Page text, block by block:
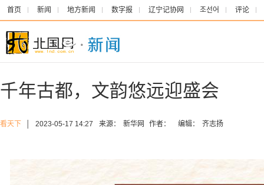
首页 新闻 地方新闻 数字报 辽宁记协网 조선어 评论
千年古都，文韵悠远迎盛会
看天下 2023-05-17 14:27 来源： 新华网 作者： 编辑： 齐志扬